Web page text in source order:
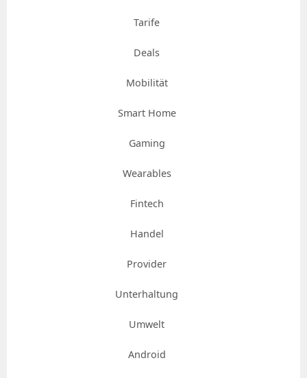
Tarife
Deals
Mobilität
Smart Home
Gaming
Wearables
Fintech
Handel
Provider
Unterhaltung
Umwelt
Android